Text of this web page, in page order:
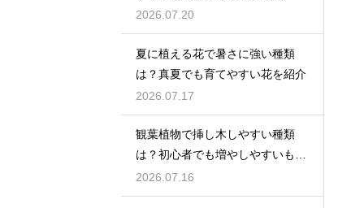
2026.07.20
夏に植える花で暑さに強い種類
は？真夏でも育てやすい花を紹介
2026.07.17
観葉植物で挿し木しやすい種類
は？初心者でも増やしやすいもの
を紹介
2026.07.16